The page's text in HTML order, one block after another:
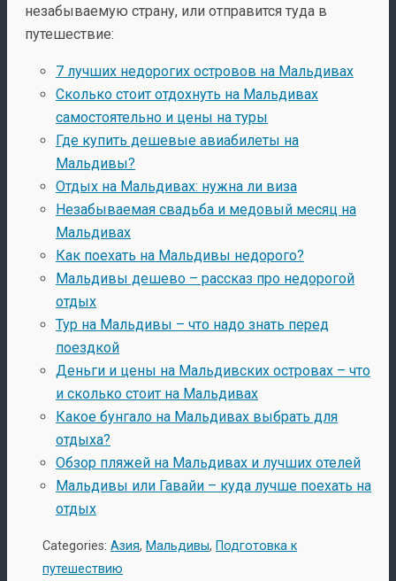
незабываемую страну, или отправится туда в
путешествие:
7 лучших недорогих островов на Мальдивах
Сколько стоит отдохнуть на Мальдивах
самостоятельно и цены на туры
Где купить дешевые авиабилеты на
Мальдивы?
Отдых на Мальдивах: нужна ли виза
Незабываемая свадьба и медовый месяц на
Мальдивах
Как поехать на Мальдивы недорого?
Мальдивы дешево – рассказ про недорогой
отдых
Тур на Мальдивы – что надо знать перед
поездкой
Деньги и цены на Мальдивских островах – что
и сколько стоит на Мальдивах
Какое бунгало на Мальдивах выбрать для
отдыха?
Обзор пляжей на Мальдивах и лучших отелей
Мальдивы или Гавайи – куда лучше поехать на
отдых
Categories: Азия, Мальдивы, Подготовка к
путешествию